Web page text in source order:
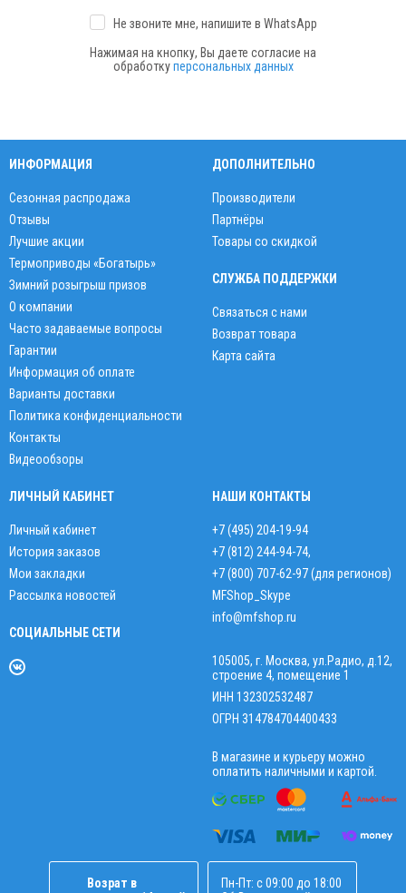
Не звоните мне, напишите в WhatsApp
Нажимая на кнопку, Вы даете согласие на
обработкуперсональных данных
ИНФОРМАЦИЯ
Сезонная распродажа
Отзывы
Лучшие акции
Термоприводы «Богатырь»
Зимний розыгрыш призов
О компании
Часто задаваемые вопросы
Гарантии
Информация об оплате
Варианты доставки
Политика конфиденциальности
Контакты
Видеообзоры
ДОПОЛНИТЕЛЬНО
Производители
Партнёры
Товары со скидкой
СЛУЖБА ПОДДЕРЖКИ
Связаться с нами
Возврат товара
Карта сайта
ЛИЧНЫЙ КАБИНЕТ
Личный кабинет
История заказов
Мои закладки
Рассылка новостей
СОЦИАЛЬНЫЕ СЕТИ
НАШИ КОНТАКТЫ
+7 (495) 204-19-94
+7 (812) 244-94-74,
+7 (800) 707-62-97 (для регионов)
MFShop_Skype
info@mfshop.ru
105005, г. Москва, ул.Радио, д.12,
строение 4, помещение 1
ИНН 132302532487
ОГРН 314784704400433
В магазине и курьеру можно
оплатить наличными и картой.
Возрат в
Пн-Пт: с 09:00 до 18:00